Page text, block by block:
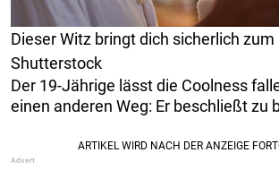
Dieser Witz bringt dich sicherlich
Shutterstock
Der 19-Jährige lässt die Coolness
einen anderen Weg: Er beschließt zu